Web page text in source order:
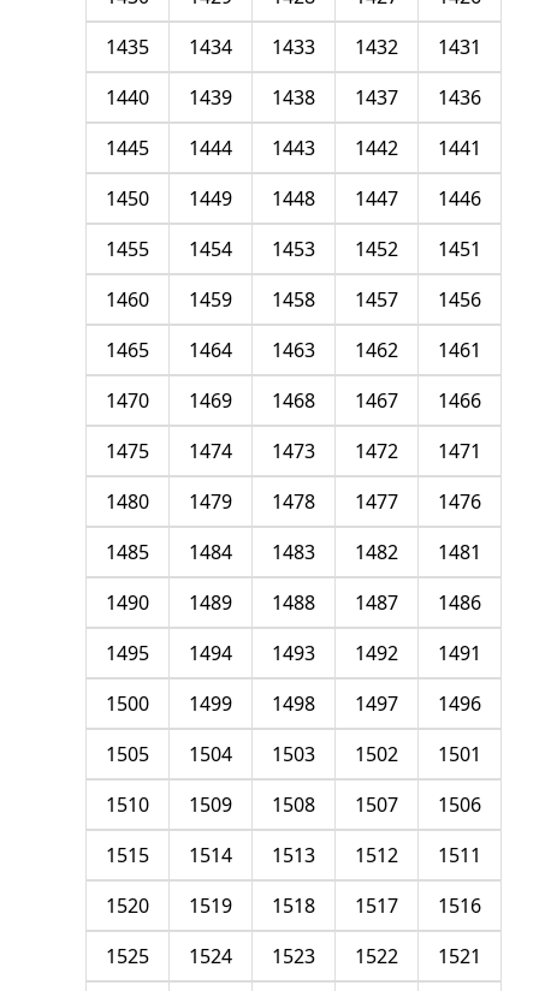
1431
1432
1433
1434
1435
1436
1437
1438
1439
1440
1441
1442
1443
1444
1445
1446
1447
1448
1449
1450
1451
1452
1453
1454
1455
1456
1457
1458
1459
1460
1461
1462
1463
1464
1465
1466
1467
1468
1469
1470
1471
1472
1473
1474
1475
1476
1477
1478
1479
1480
1481
1482
1483
1484
1485
1486
1487
1488
1489
1490
1491
1492
1493
1494
1495
1496
1497
1498
1499
1500
1501
1502
1503
1504
1505
1506
1507
1508
1509
1510
1511
1512
1513
1514
1515
1516
1517
1518
1519
1520
1521
1522
1523
1524
1525